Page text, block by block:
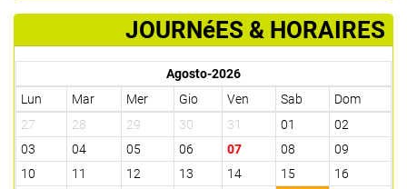
JOURNéES & HORAIRES
Agosto-2026
Lun
Mar Mer Gio Ven Sab
Dom
27
28 29 30 31 01
02
03
04 05 06 07 08
09
10
11 12 13 14 15
16